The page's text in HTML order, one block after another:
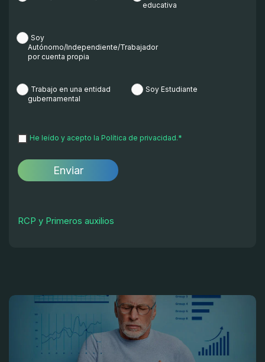
educativa
Soy
Autónomo/Independiente/Trabajador
por cuenta propia
Trabajo en una entidad
gubernamental
Soy Estudiante
He leído y acepto la Política de privacidad.*
RCP y Primeros auxilios